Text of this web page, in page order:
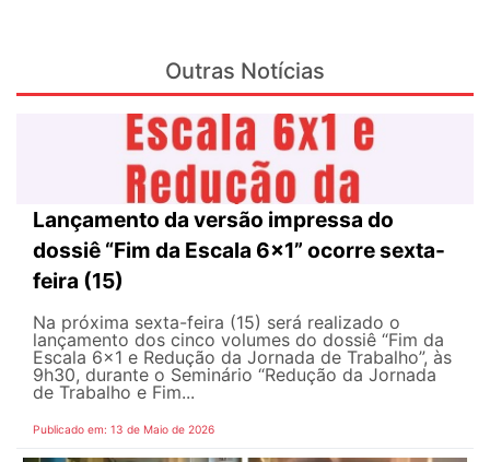
Outras Notícias
Lançamento da versão impressa do
dossiê “Fim da Escala 6×1” ocorre sexta-
feira (15)
Na próxima sexta-feira (15) será realizado o
lançamento dos cinco volumes do dossiê “Fim da
Escala 6×1 e Redução da Jornada de Trabalho”, às
9h30, durante o Seminário “Redução da Jornada
de Trabalho e Fim...
Publicado em: 13 de Maio de 2026